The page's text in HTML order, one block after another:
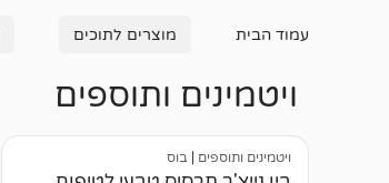
עמוד הבית מוצרים לתוכים
ויטמינים ותוספים
ויטמינים ותוספים בוס